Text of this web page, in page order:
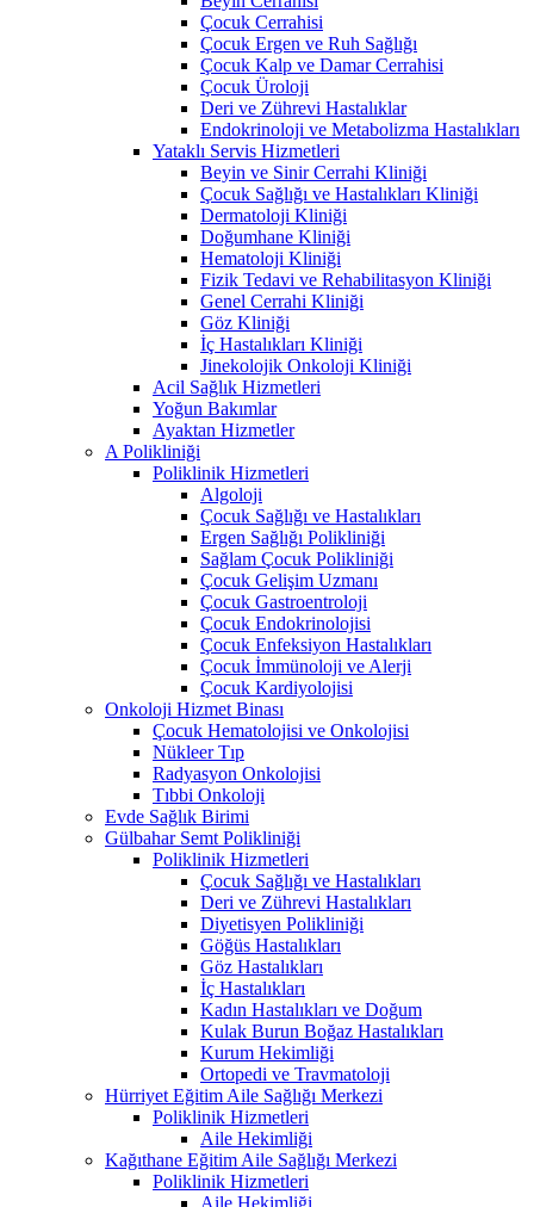
Çocuk Cerrahisi
Çocuk Ergen ve Ruh Sağlığı
Çocuk Kalp ve Damar Cerrahisi
Çocuk Üroloji
Deri ve Zührevi Hastalıklar
Endokrinoloji ve Metabolizma Hastalıkları
Yataklı Servis Hizmetleri
Beyin ve Sinir Cerrahi Kliniği
Çocuk Sağlığı ve Hastalıkları Kliniği
Dermatoloji Kliniği
Doğumhane Kliniği
Hematoloji Kliniği
Fizik Tedavi ve Rehabilitasyon Kliniği
Genel Cerrahi Kliniği
Göz Kliniği
İç Hastalıkları Kliniği
Jinekolojik Onkoloji Kliniği
Acil Sağlık Hizmetleri
Yoğun Bakımlar
Ayaktan Hizmetler
A Polikliniği
Poliklinik Hizmetleri
Algoloji
Çocuk Sağlığı ve Hastalıkları
Ergen Sağlığı Polikliniği
Sağlam Çocuk Polikliniği
Çocuk Gelişim Uzmanı
Çocuk Gastroentroloji
Çocuk Endokrinolojisi
Çocuk Enfeksiyon Hastalıkları
Çocuk İmmünoloji ve Alerji
Çocuk Kardiyolojisi
Onkoloji Hizmet Binası
Çocuk Hematolojisi ve Onkolojisi
Nükleer Tıp
Radyasyon Onkolojisi
Tıbbi Onkoloji
Evde Sağlık Birimi
Gülbahar Semt Polikliniği
Poliklinik Hizmetleri
Çocuk Sağlığı ve Hastalıkları
Deri ve Zührevi Hastalıkları
Diyetisyen Polikliniği
Göğüs Hastalıkları
Göz Hastalıkları
İç Hastalıkları
Kadın Hastalıkları ve Doğum
Kulak Burun Boğaz Hastalıkları
Kurum Hekimliği
Ortopedi ve Travmatoloji
Hürriyet Eğitim Aile Sağlığı Merkezi
Poliklinik Hizmetleri
Aile Hekimliği
Kağıthane Eğitim Aile Sağlığı Merkezi
Poliklinik Hizmetleri
Aile Hekimliği